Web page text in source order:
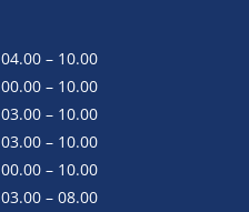
04.00 – 10.00
00.00 – 10.00
03.00 – 10.00
03.00 – 10.00
00.00 – 10.00
03.00 – 08.00